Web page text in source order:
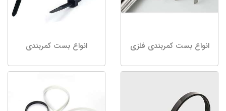
انواع بست کمربندی فلزی انواع بست کمربندی